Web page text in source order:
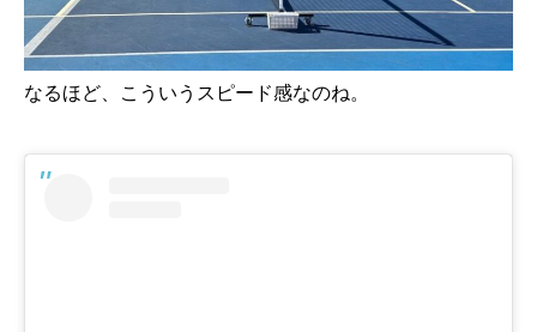
なるほど、こういうスピード感なのね。